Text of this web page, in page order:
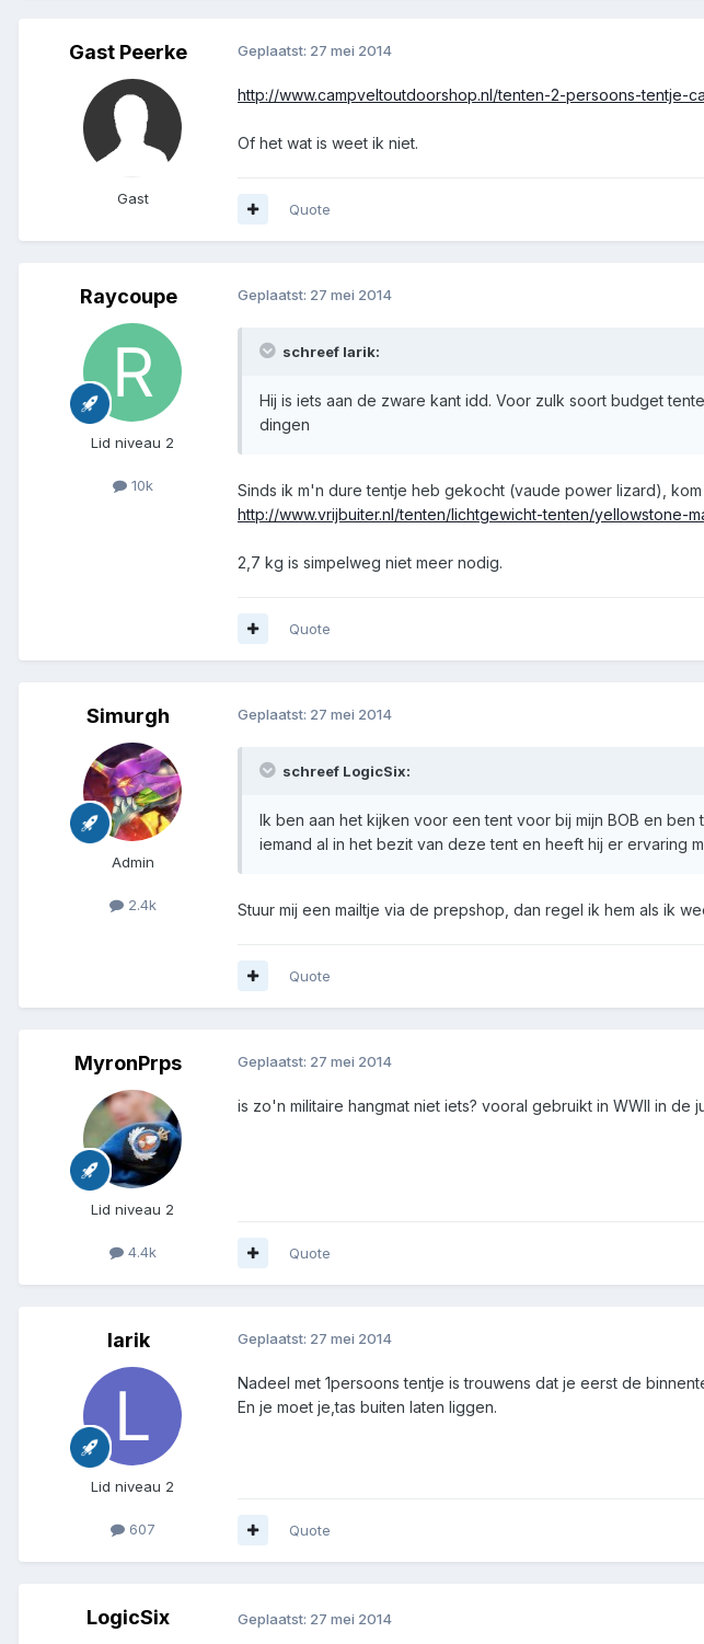
Gast Peerke
Gast
Geplaatst: 27 mei 2014
http://www.campveltoutdoorshop.nl/tenten-2-persoons-tentje-
Of het wat is weet ik niet.
Quote
Raycoupe
Lid niveau 2
10k
Geplaatst: 27 mei 2014
schreef larik:
Hij is iets aan de zware kant idd. Voor zulk soort budget
dingen
Sinds ik m'n dure tentje heb gekocht (vaude power lizard),
http://www.vrijbuiter.nl/tenten/lichtgewicht-tenten/yellowstone-
2,7 kg is simpelweg niet meer nodig.
Quote
Simurgh
Admin
2.4k
Geplaatst: 27 mei 2014
schreef LogicSix:
Ik ben aan het kijken voor een tent voor bij mijn BOB en
iemand al in het bezit van deze tent en heeft hij er ervaring
Stuur mij een mailtje via de prepshop, dan regel ik hem als ik
Quote
MyronPrps
Lid niveau 2
4.4k
Geplaatst: 27 mei 2014
is zo'n militaire hangmat niet iets? vooral gebruikt in WWII in de
Quote
larik
Lid niveau 2
607
Geplaatst: 27 mei 2014
Nadeel met 1persoons tentje is trouwens dat je eerst de
En je moet je,tas buiten laten liggen.
Quote
LogicSix Geplaatst: 27 mei 2014